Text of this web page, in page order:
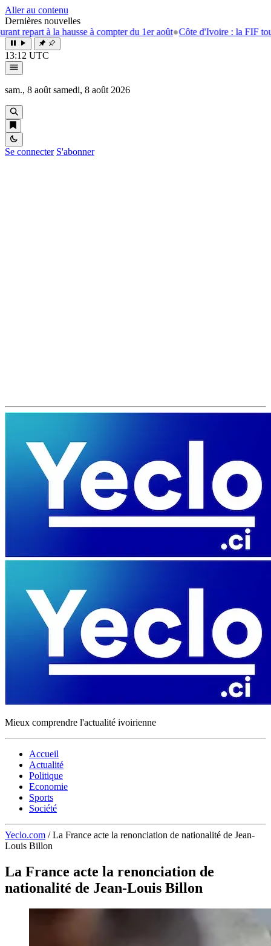
Aller au contenu
Dernières nouvelles
la hausse à compter du 1er août●Côte d'Ivoire : la FIF tourne la page
13:12 UTC
sam., 8 août samedi, 8 août 2026
Se connecter S'abonner
Mieux comprendre l'actualité ivoirienne
Accueil
Actualité
Politique
Economie
Sports
Société
Yeclo.com / La France acte la renonciation de nationalité de Jean-
Louis Billon
La France acte la renonciation de
nationalité de Jean-Louis Billon